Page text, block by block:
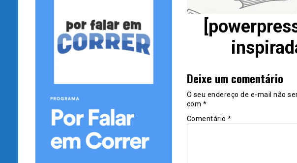
Deixe um comentário
O seu endereço de e-mail não
com *
Comentário *